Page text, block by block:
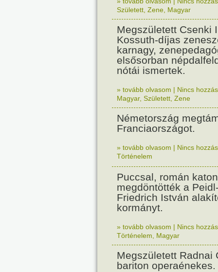
Született Zene Magyar
Megszületett Csenki
Kossuth-díjas
karnagy,
elsősorban
nótái ismertek.
» tovább olvasom | Nincs
Magyar, Született Zene
Németország
Franciaországot.
» tovább olvasom | Nincs
Történelem
Puccsal, román
megdöntötték a
Friedrich István
kormányt.
» tovább olvasom | Nincs
Történelem
Magyar
Megszületett Radnai
bariton operaénekes.